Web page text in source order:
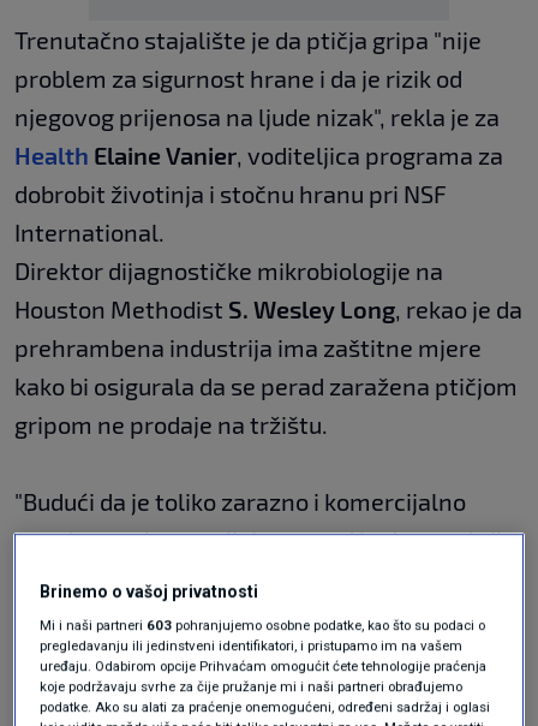
Trenutačno stajalište je da ptičja gripa "nije
problem za sigurnost hrane i da je rizik od
njegovog prijenosa na ljude nizak", rekla je za
Health Elaine Vanier , voditeljica programa za
dobrobit životinja i stočnu hranu pri NSF
International.
Direktor dijagnostičke mikrobiologije na
Houston Methodist S. Wesley Long , rekao je da
prehrambena industrija ima zaštitne mjere
kako bi osigurala da se perad zaražena ptičjom
gripom ne prodaje na tržištu.
"Budući da je toliko zarazno i ​​komercijalno
pogubno za komercijalnu perad kada se otkrije
zaražena ptica, cijela se jata moraju uništiti",
rekao je Long. "Ta perad se ne prodaje."
Ministarstvo poljoprivrede SAD-a (USDA)
Brinemo o vašoj privatnosti
Mi i naši partneri 603 pohranjujemo osobne podatke, kao što su podaci o
pregledavanju ili jedinstveni identifikatori, i pristupamo im na vašem
uređaju. Odabirom opcije Prihvaćam omogućit ćete tehnologije praćenja
koje podržavaju svrhe za čije pružanje mi i naši partneri obrađujemo
podatke. Ako su alati za praćenje onemogućeni, određeni sadržaj i oglasi